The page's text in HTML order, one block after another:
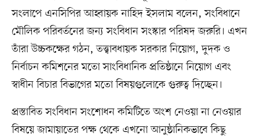
সংলাপে এনসিপির আহ্বায়ক নাহিদ ইসলাম বলেন, সংবিধানে
মৌলিক পরিবর্তনের জন্য সংবিধান সংস্কার পরিষদ জরুরি। এখন
তাঁরা উচ্চকক্ষের গঠন, তত্ত্বাবধায়ক সরকার নিয়োগ, দুদক ও
নির্বাচন কমিশনের মতো সাংবিধানিক প্রতিষ্ঠানে নিয়োগ এবং
স্বাধীন বিচার বিভাগের মতো বিষয়গুলোকে গুরুত্ব দিচ্ছেন।
প্রস্তাবিত সংবিধান সংশোধন কমিটিতে অংশ নেওয়া না নেওয়ার
বিষয়ে জামায়াতের পক্ষ থেকে এখনো আনুষ্ঠানিকভাবে কিছু